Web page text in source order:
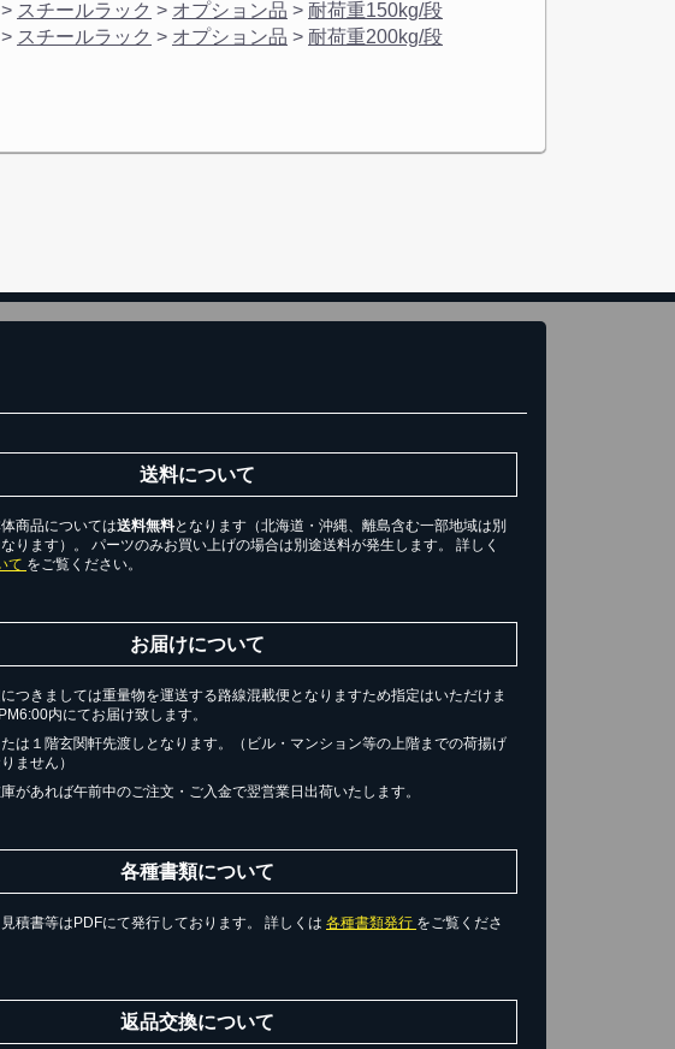
> スチールラック > オプション品 > 耐荷重150kg/段
> スチールラック > オプション品 > 耐荷重200kg/段
送料について
商品については送料無料となります（北海道・沖縄、離島含む一部地域は別
ります）。 パーツのみお買い上げの場合は別途送料が発生します。 詳しく
て をご覧ください。
お届けについて
つきましては重量物を運送する路線混載便となりますため指定はいただけま
内にてお届け致します。
は１階玄関軒先渡しとなります。（ビル・マンション等の上階までの荷揚げ
ません）
があれば午前中のご注文・ご入金で翌営業日出荷いたします。
各種書類について
積書等はPDFにて発行しております。 詳しくは 各種書類発行 をご覧くださ
返品交換について
たします！
ます(安心保証付き)